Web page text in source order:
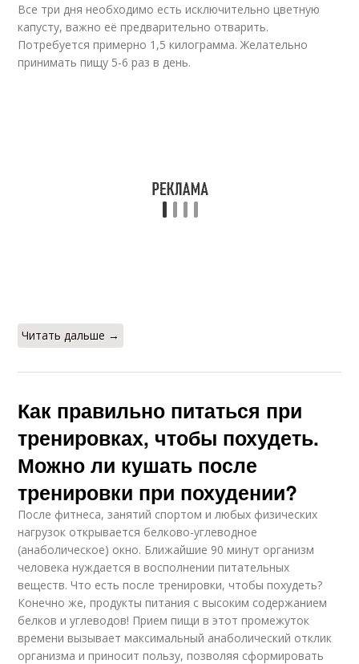
Все три дня необходимо есть исключительно цветную
капусту, важно её предварительно отварить.
Потребуется примерно 1,5 килограмма. Желательно
принимать пищу 5-6 раз в день.
Читать дальше →
Как правильно питаться при
тренировках, чтобы похудеть.
Можно ли кушать после
тренировки при похудении?
После фитнеса, занятий спортом и любых физических
нагрузок открывается белково-углеводное
(анаболическое) окно. Ближайшие 90 минут организм
человека нуждается в восполнении питательных
веществ. Что есть после тренировки, чтобы похудеть?
Конечно же, продукты питания с высоким содержанием
белков и углеводов! Прием пищи в этот промежуток
времени вызывает максимальный анаболический отклик
организма и приносит пользу, позволяя сформировать